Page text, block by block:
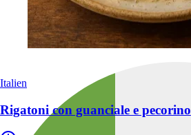
Italien
Rigatoni con guanciale e pecorino